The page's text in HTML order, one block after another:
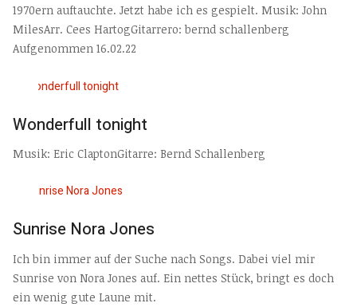
1970ern auftauchte. Jetzt habe ich es gespielt. Musik: John
MilesArr. Cees HartogGitarrero: bernd schallenberg
Aufgenommen 16.02.22
Wonderfull tonight
Musik: Eric ClaptonGitarre: Bernd Schallenberg
Sunrise Nora Jones
Ich bin immer auf der Suche nach Songs. Dabei viel mir
Sunrise von Nora Jones auf. Ein nettes Stück, bringt es doch
ein wenig gute Laune mit.